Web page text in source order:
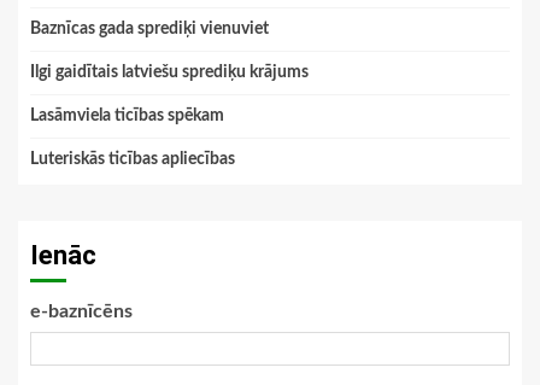
Baznīcas gada sprediķi vienuviet
Ilgi gaidītais latviešu sprediķu krājums
Lasāmviela ticības spēkam
Luteriskās ticības apliecības
Ienāc
e-baznīcēns